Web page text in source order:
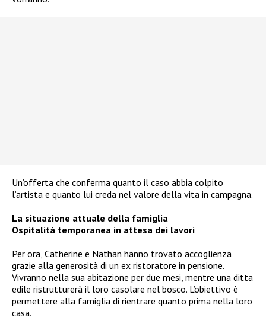
Un’offerta che conferma quanto il caso abbia colpito
l’artista e quanto lui creda nel valore della vita in campagna.
La situazione attuale della famiglia
Ospitalità temporanea in attesa dei lavori
Per ora, Catherine e Nathan hanno trovato accoglienza
grazie alla generosità di un ex ristoratore in pensione.
Vivranno nella sua abitazione per due mesi, mentre una ditta
edile ristrutturerà il loro casolare nel bosco. L’obiettivo è
permettere alla famiglia di rientrare quanto prima nella loro
casa.